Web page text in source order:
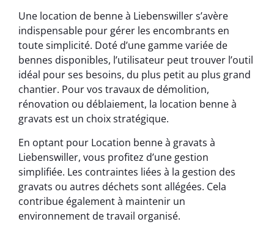
Une location de benne à Liebenswiller s’avère
indispensable pour gérer les encombrants en
toute simplicité. Doté d’une gamme variée de
bennes disponibles, l’utilisateur peut trouver l’outil
idéal pour ses besoins, du plus petit au plus grand
chantier. Pour vos travaux de démolition,
rénovation ou déblaiement, la location benne à
gravats est un choix stratégique.
En optant pour Location benne à gravats à
Liebenswiller, vous profitez d’une gestion
simplifiée. Les contraintes liées à la gestion des
gravats ou autres déchets sont allégées. Cela
contribue également à maintenir un
environnement de travail organisé.